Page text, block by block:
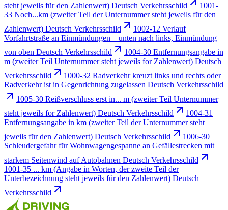
steht jeweils für den Zahlenwert) Deutsch Verkehrsschild
1001-
33 Noch...km (zweiter Teil der Unternummer steht jeweils für den
Zahlenwert) Deutsch Verkehrsschild
1002-12 Verlauf
Vorfahrtstraße an Einmündungen – unten nach links, Einmündung
von oben Deutsch Verkehrsschild
1004-30 Entfernungsangabe in
m (zweiter Teil Unternummer steht jeweils for Zahlenwert) Deutsch
Verkehrsschild
1000-32 Radverkehr kreuzt links und rechts oder
Radverkehr ist in Gegenrichtung zugelassen Deutsch Verkehrsschild
1005-30 Reißverschluss erst in... m (zweiter Teil Unternummer
steht jeweils for Zahlenwert) Deutsch Verkehrsschild
1004-31
Entfernungsangabe in km (zweiter Teil der Unternummer steht
jeweils für den Zahlenwert) Deutsch Verkehrsschild
1006-30
Schleudergefahr für Wohnwagengespanne an Gefällestrecken mit
starkem Seitenwind auf Autobahnen Deutsch Verkehrsschild
1001-35 ... km (Angabe in Worten, der zweite Teil der
Unterbezeichnung steht jeweils für den Zahlenwert) Deutsch
Verkehrsschild